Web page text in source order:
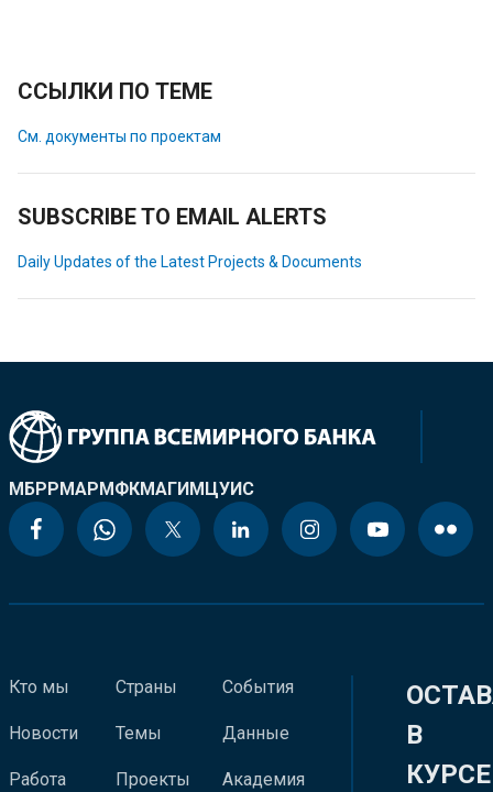
ССЫЛКИ ПО ТЕМЕ
См. документы по проектам
SUBSCRIBE TO EMAIL ALERTS
Daily Updates of the Latest Projects & Documents
МБРРМАРМФКМАГИМЦУИС
Кто мы
Новости
Работа
Страны
Темы
Проекты
События
Данные
Академия
В
КУРСЕ